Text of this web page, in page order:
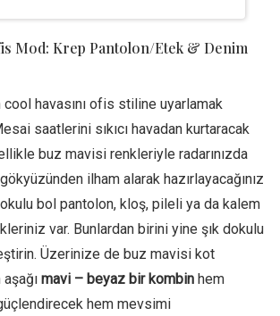
Mod: Krep Pantolon/Etek & Denim
havasını ofis stiline uyarlamak
saatlerini sıkıcı havadan kurtaracak
buz mavisi renkleriyle radarınızda
ilham alarak hazırlayacağınız
bol pantolon, kloş, pileli ya da kalem
var. Bunlardan birini yine şık dokulu
Üzerinize de buz mavisi kot
mavi – beyaz bir kombinhem
hem mevsimi